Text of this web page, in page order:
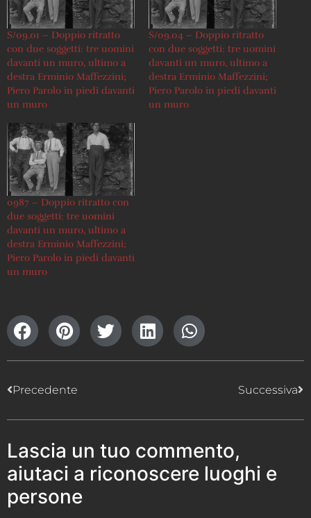
S/09.01 – Doppio ritratto
con due soggetti: tre uomini
davanti un muro, ultimo a
destra Erminio Maffezzini;
Piero Parolo in piedi davanti
un muro
S/09.04 – Doppio ritratto
con due soggetti: tre uomini
davanti un muro, ultimo a
destra Erminio Maffezzini;
Piero Parolo in piedi davanti
un muro
0987 – Doppio ritratto con
due soggetti: tre uomini
davanti un muro, ultimo a
destra Erminio Maffezzini;
Piero Parolo in piedi davanti
un muro
Precedente Successiva
Lascia un tuo commento,
aiutaci a riconoscere luoghi e
persone